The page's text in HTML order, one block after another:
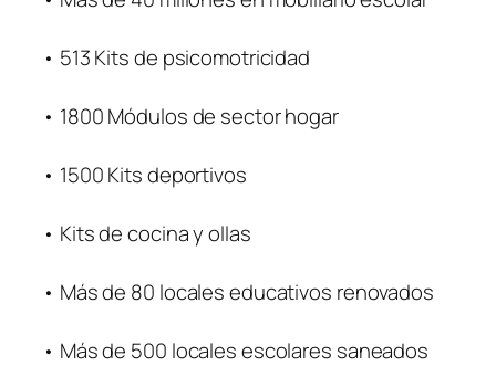
• 513 Kits de psicomotricidad
• 1800 Módulos de sector hogar
• 1500 Kits deportivos
• Kits de cocina y ollas
• Más de 80 locales educativos renovados
• Más de 500 locales escolares saneados